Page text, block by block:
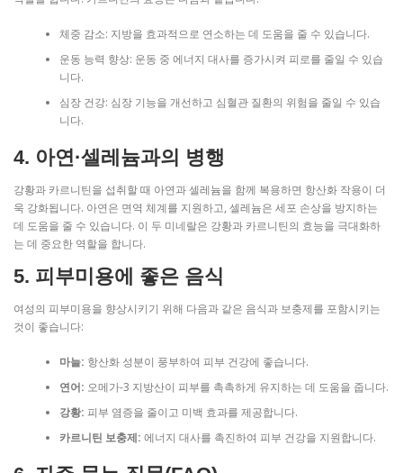
체중 감소: 지방을 효과적으로 연소하는 데 도움을 줄 수 있습니다.
운동 능력 향상: 운동 중 에너지 대사를 증가시켜 피로를 줄일 수 있습
니다.
심장 건강: 심장 기능을 개선하고 심혈관 질환의 위험을 줄일 수 있습
니다.
4. 아연·셀레늄과의 병행
강황과 카르니틴을 섭취할 때 아연과 셀레늄을 함께 복용하면 항산화 작용이 더
욱 강화됩니다. 아연은 면역 체계를 지원하고, 셀레늄은 세포 손상을 방지하는
데 도움을 줄 수 있습니다. 이 두 미네랄은 강황과 카르니틴의 효능을 극대화하
는 데 중요한 역할을 합니다.
5. 피부미용에 좋은 음식
여성의 피부미용을 향상시키기 위해 다음과 같은 음식과 보충제를 포함시키는
것이 좋습니다:
마늘: 항산화 성분이 풍부하여 피부 건강에 좋습니다.
연어: 오메가-3 지방산이 피부를 촉촉하게 유지하는 데 도움을 줍니다.
강황: 피부 염증을 줄이고 미백 효과를 제공합니다.
카르니틴 보충제: 에너지 대사를 촉진하여 피부 건강을 지원합니다.